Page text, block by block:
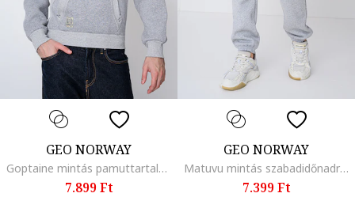
GEO NORWAY
Goptaine mintás pamuttartalmú pulóver kapucnival, Melange szürke
7.899 Ft
GEO NORWAY
Matuvu mintás szabadidőnadrág, Melange világosszürke
7.399 Ft